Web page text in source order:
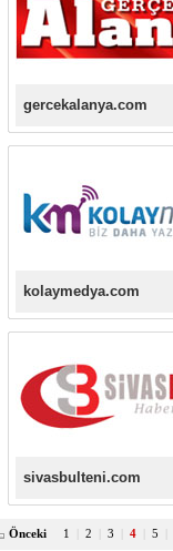
gercekalanya.com
kolaymedya.com
sivasbulteni.com
Önceki 1 2 3 4 5